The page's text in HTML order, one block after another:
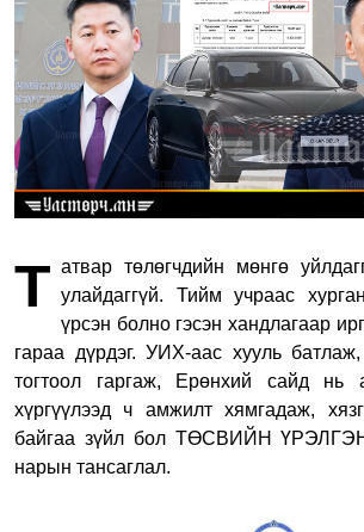
Т атвар төлөгчдийн мөнгө
улайдаггүй. Тийм учраас
үрсэн болно гэсэн хандлагаар
гараа дүрдэг. УИХ-аас хууль
тогтоол гаргаж, Ерөнхий сайд нь
хүргүүлээд ч амжилт хямгадаж,
байгаа зүйл бол ТӨСВИЙН
нарын тансаглал.